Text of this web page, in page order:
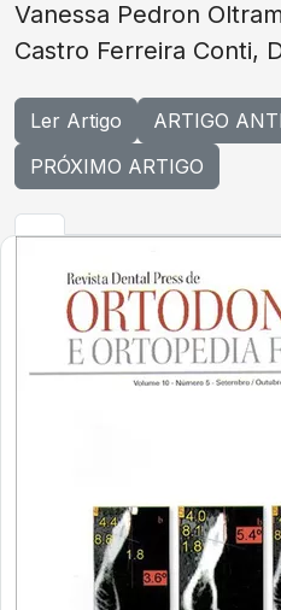
Vanessa Pedron
Castro Ferreira Conti,
Ler Artigo
ARTIGO
PRÓXIMO ARTIGO